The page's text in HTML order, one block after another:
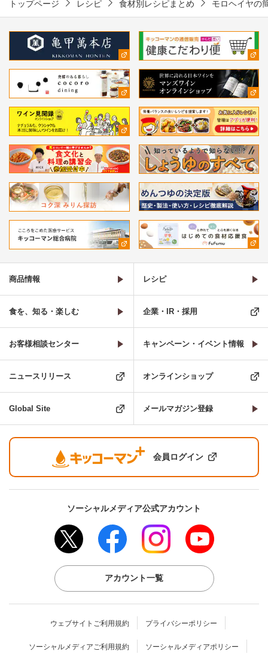
トップページ レシピ 食材別レシピまとめ モロヘイヤの
商品情報 レシピ
食を、知る・楽しむ 企業・IR・採用
お客様相談センター キャンペーン・イベント情報
ニュースリリース オンラインショップ
Global Site メールマガジン登録
会員ログイン
ソーシャルメディア公式アカウント
アカウント一覧
ウェブサイトご利用規約 プライバシーポリシー
ソーシャルメディアご利用規約 ソーシャルメディアポリシー